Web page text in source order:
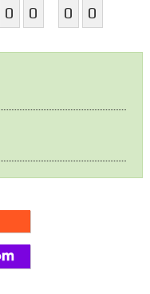
0 0 0 0